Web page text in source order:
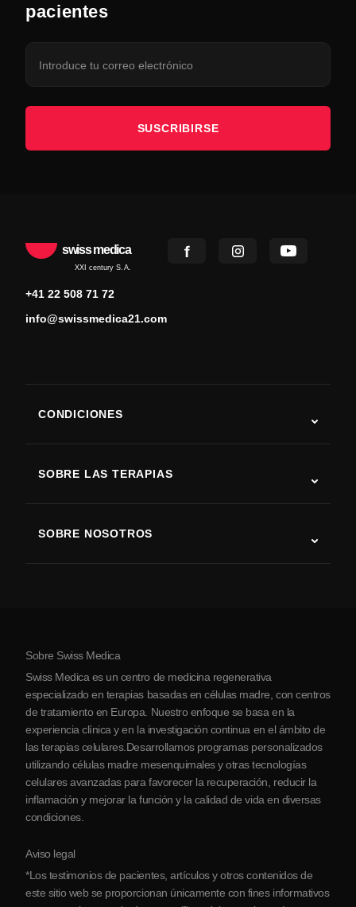
pacientes
SUSCRIBIRSE
swiss medica
XXI century S.A.
+41 22 508 71 72
info@swissmedica21.com
CONDICIONES
Enfermedad de Parkinson
Artritis
SOBRE LAS TERAPIAS
SOBRE NOSOTROS
Sobre Serbia
Colaboraciones
Sobre Swiss Medica
Swiss Medica es un centro de medicina regenerativa
especializado en terapias basadas en células madre, con centros
de tratamiento en Europa. Nuestro enfoque se basa en la
experiencia clínica y en la investigación continua en el ámbito de
las terapias celulares.Desarrollamos programas personalizados
utilizando células madre mesenquimales y otras tecnologías
celulares avanzadas para favorecer la recuperación, reducir la
inflamación y mejorar la función y la calidad de vida en diversas
condiciones.
Aviso legal
*Los testimonios de pacientes, artículos y otros contenidos de
este sitio web se proporcionan únicamente con fines informativos